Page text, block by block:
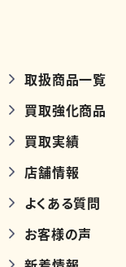
取扱商品一覧
買取強化商品
買取実績
店舗情報
よくある質問
お客様の声